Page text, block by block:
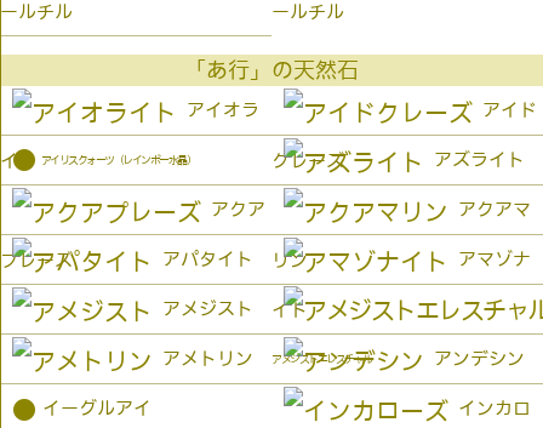
ールチル ールチル
「あ行」の天然石
アイオラ
イト
アイド
クレーズ
● アイリスクォーツ（レインボー水晶） アズライト
アクア
プレーズ
アクアマ
リン
アパタイト アマゾナ
イト
アメジスト
アメジストエレスチャル
アメトリン アンデシン
● イーグルアイ インカロ